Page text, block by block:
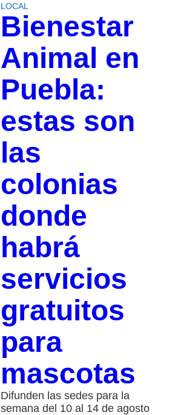
LOCAL
Bienestar
Animal en
Puebla:
estas son
las
colonias
donde
habrá
servicios
gratuitos
para
mascotas
Difunden las sedes para la
semana del 10 al 14 de agosto